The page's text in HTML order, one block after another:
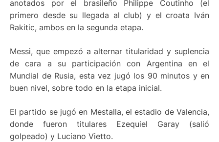
anotados por el brasileño Philippe Coutinho (el
primero desde su llegada al club) y el croata Iván
Rakitic, ambos en la segunda etapa.
Messi, que empezó a alternar titularidad y suplencia
de cara a su participación con Argentina en el
Mundial de Rusia, esta vez jugó los 90 minutos y en
buen nivel, sobre todo en la etapa inicial.
El partido se jugó en Mestalla, el estadio de Valencia,
donde fueron titulares Ezequiel Garay (salió
golpeado) y Luciano Vietto.